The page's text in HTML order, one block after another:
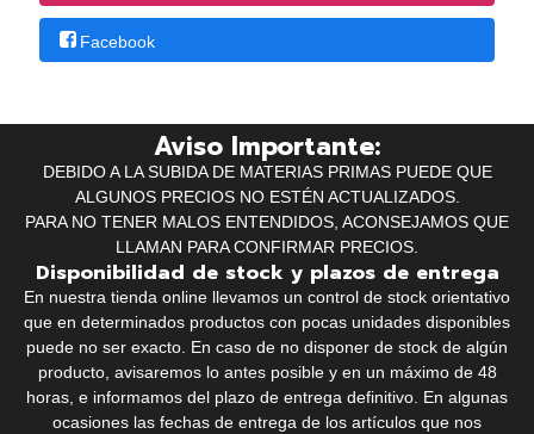
Facebook
Aviso Importante:
DEBIDO A LA SUBIDA DE MATERIAS PRIMAS PUEDE QUE
ALGUNOS PRECIOS NO ESTÉN ACTUALIZADOS.
PARA NO TENER MALOS ENTENDIDOS, ACONSEJAMOS QUE
LLAMAN PARA CONFIRMAR PRECIOS.
Disponibilidad de stock y plazos de entrega
En nuestra tienda online llevamos un control de stock orientativo
que en determinados productos con pocas unidades disponibles
puede no ser exacto. En caso de no disponer de stock de algún
producto, avisaremos lo antes posible y en un máximo de 48
horas, e informamos del plazo de entrega definitivo. En algunas
ocasiones las fechas de entrega de los artículos que nos